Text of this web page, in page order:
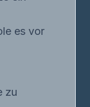
es vor
zu